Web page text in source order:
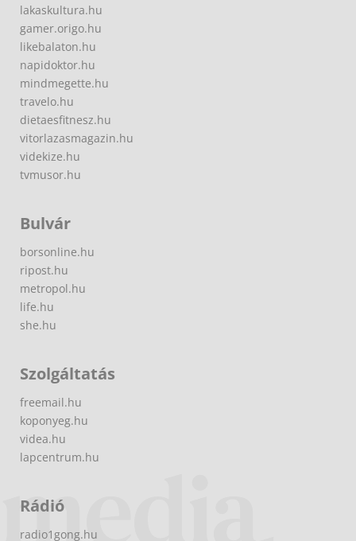
lakaskultura.hu
gamer.origo.hu
likebalaton.hu
napidoktor.hu
mindmegette.hu
travelo.hu
dietaesfitnesz.hu
vitorlazasmagazin.hu
videkize.hu
tvmusor.hu
Bulvár
borsonline.hu
ripost.hu
metropol.hu
life.hu
she.hu
Szolgáltatás
freemail.hu
koponyeg.hu
videa.hu
lapcentrum.hu
Rádió
radio1gong.hu